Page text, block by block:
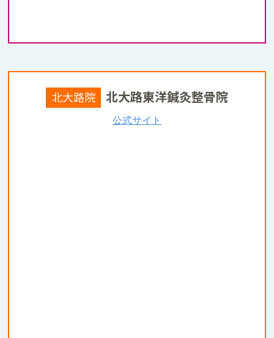
北大路院 北大路東洋鍼灸整骨院
公式サイト